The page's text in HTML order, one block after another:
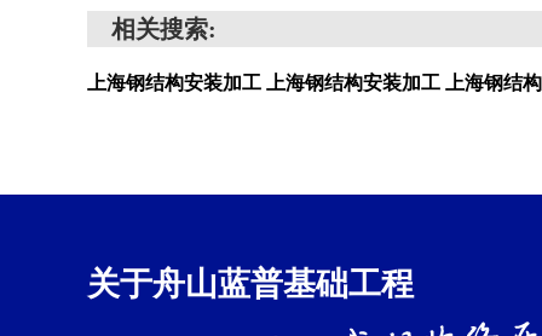
相关搜索:
上海钢结构安装加工 上海钢结构安装加工 上海钢结
关于舟山蓝普基础工程